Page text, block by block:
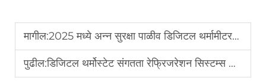
मागील:2025 मध्ये अन्न सुरक्षा पाळीव डिजिटल थर्मामीटरच्या सर्वोत्तम पद्धती
पुढील:डिजिटल थर्मोस्टेट संगतता रेफ्रिजरेशन सिस्टम्स गाइडसह